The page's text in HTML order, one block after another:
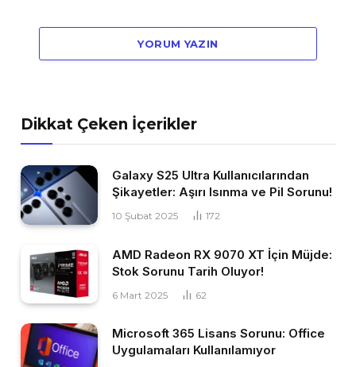
YORUM YAZIN
Dikkat Çeken İçerikler
Galaxy S25 Ultra Kullanıcılarından
Şikayetler: Aşırı Isınma ve Pil Sorunu!
10 Şubat 2025 172
AMD Radeon RX 9070 XT İçin Müjde:
Stok Sorunu Tarih Oluyor!
6 Mart 2025 62
Microsoft 365 Lisans Sorunu: Office
Uygulamaları Kullanılamıyor